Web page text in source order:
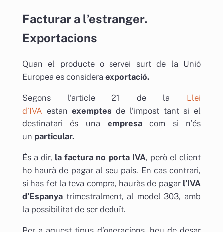
Facturar a l’estranger.
Exportacions
Quan el producte o servei surt de la Unió
Europea es considera exportació.
Segons l’article 21 de la Llei
d’IVA estanexemptes de l’impost tant si el
destinatari és una empresacom si n’és
un particular.
És a dir, la factura no porta IVA, però el client
ho haurà de pagar al seu país. En cas contrari,
si has fet la teva compra, hauràs de pagar l’IVA
d’Espanyatrimestralment, al model 303, amb
la possibilitat de ser deduït.